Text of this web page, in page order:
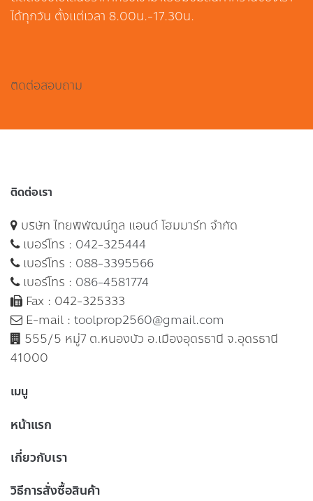
ได้ทุกวัน ตั้งแต่เวลา 8.00น.-17.30น.
ติดต่อสอบถาม
ติดต่อเรา
บริษัท ไทยพิพัฒน์ทูล แอนด์ โฮมมาร์ท จำกัด
เบอร์โทร : 042-325444
เบอร์โทร : 088-3395566
เบอร์โทร : 086-4581774
Fax : 042-325333
E-mail : toolprop2560@gmail.com
555/5 หมู่7 ต.หนองบัว อ.เมืองอุดรธานี จ.อุดรธานี
41000
เมนู
หน้าแรก
เกี่ยวกับเรา
วิธีการสั่งซื้อสินค้า